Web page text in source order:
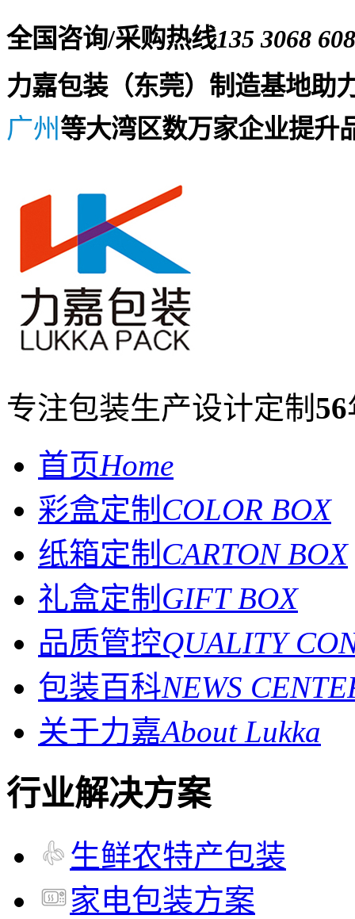
全国咨询/采购热线135 3068
力嘉包装（东莞）制造基地助
广州等大湾区数万家企业提升
专注包装生产设计定制 56
首页Home
彩盒定制 COLOR BOX
纸箱定制 CARTON BOX
礼盒定制 GIFT BOX
品质管控QUALITY
包装百科NEWS
关于力嘉About Lukka
行业解决方案
生鲜农特产包装
家电包装方案